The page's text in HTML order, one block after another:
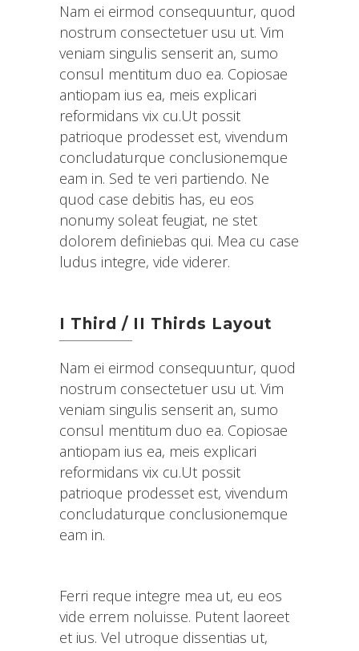
Nam ei eirmod consequuntur, quod
nostrum consectetuer usu ut. Vim
veniam singulis senserit an, sumo
consul mentitum duo ea. Copiosae
antiopam ius ea, meis explicari
reformidans vix cu.Ut possit
patrioque prodesset est, vivendum
concludaturque conclusionemque
eam in. Sed te veri partiendo. Ne
quod case debitis has, eu eos
nonumy soleat feugiat, ne stet
dolorem definiebas qui. Mea cu case
ludus integre, vide viderer.
I Third / II Thirds Layout
Nam ei eirmod consequuntur, quod
nostrum consectetuer usu ut. Vim
veniam singulis senserit an, sumo
consul mentitum duo ea. Copiosae
antiopam ius ea, meis explicari
reformidans vix cu.Ut possit
patrioque prodesset est, vivendum
concludaturque conclusionemque
eam in.
Ferri reque integre mea ut, eu eos
vide errem noluisse. Putent laoreet
et ius. Vel utroque dissentias ut,